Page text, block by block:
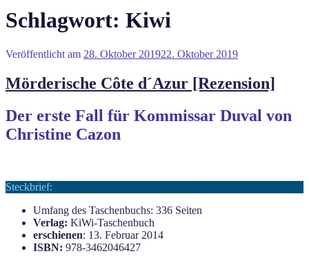
Schlagwort: Kiwi
Veröffentlicht am 28. Oktober 201922. Oktober 2019
Mörderische Côte d´Azur [Rezension]
Der erste Fall für Kommissar Duval von
Christine Cazon
Steckbrief:
Umfang des Taschenbuchs: 336 Seiten
Verlag: KiWi-Taschenbuch
erschienen: 13. Februar 2014
ISBN: 978-3462046427